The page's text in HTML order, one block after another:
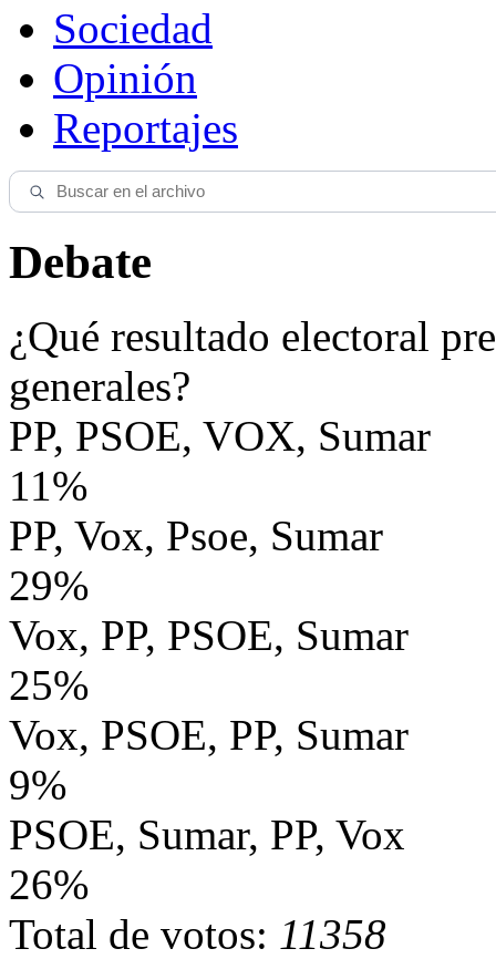
Sociedad
Opinión
Reportajes
Debate
¿Qué resultado electoral
generales?
PP, PSOE, VOX, Sumar
11%
PP, Vox, Psoe, Sumar
29%
Vox, PP, PSOE, Sumar
25%
Vox, PSOE, PP, Sumar
9%
PSOE, Sumar, PP, Vox
26%
Total de votos: 11358